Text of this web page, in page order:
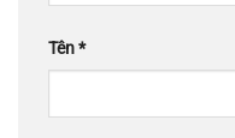
Tên*